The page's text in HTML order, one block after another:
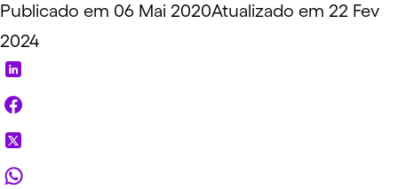
Publicado em 06 Mai 2020Atualizado em 22 Fev
2024